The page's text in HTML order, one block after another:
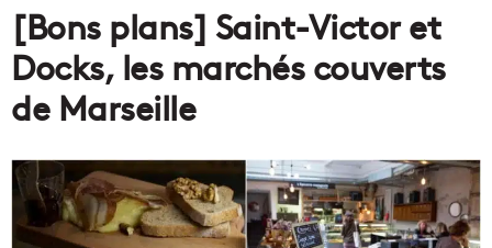
[Bons plans] Saint-Victor et
Docks, les marchés couverts
de Marseille